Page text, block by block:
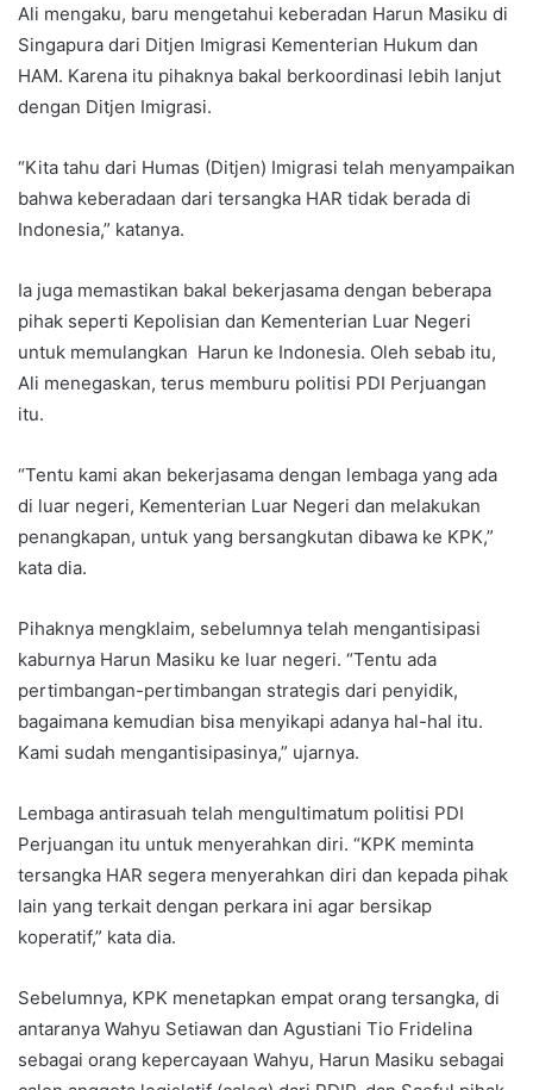
Ali mengaku, baru mengetahui keberadan Harun Masiku di
Singapura dari Ditjen Imigrasi Kementerian Hukum dan
HAM. Karena itu pihaknya bakal berkoordinasi lebih lanjut
dengan Ditjen Imigrasi.
“Kita tahu dari Humas (Ditjen) Imigrasi telah menyampaikan
bahwa keberadaan dari tersangka HAR tidak berada di
Indonesia,” katanya.
Ia juga memastikan bakal bekerjasama dengan beberapa
pihak seperti Kepolisian dan Kementerian Luar Negeri
untuk memulangkan Harun ke Indonesia. Oleh sebab itu,
Ali menegaskan, terus memburu politisi PDI Perjuangan
itu.
“Tentu kami akan bekerjasama dengan lembaga yang ada
di luar negeri, Kementerian Luar Negeri dan melakukan
penangkapan, untuk yang bersangkutan dibawa ke KPK,”
kata dia.
Pihaknya mengklaim, sebelumnya telah mengantisipasi
kaburnya Harun Masiku ke luar negeri. “Tentu ada
pertimbangan-pertimbangan strategis dari penyidik,
bagaimana kemudian bisa menyikapi adanya hal-hal itu.
Kami sudah mengantisipasinya,” ujarnya.
Lembaga antirasuah telah mengultimatum politisi PDI
Perjuangan itu untuk menyerahkan diri. “KPK meminta
tersangka HAR segera menyerahkan diri dan kepada pihak
lain yang terkait dengan perkara ini agar bersikap
koperatif,” kata dia.
Sebelumnya, KPK menetapkan empat orang tersangka, di
antaranya Wahyu Setiawan dan Agustiani Tio Fridelina
sebagai orang kepercayaan Wahyu, Harun Masiku sebagai